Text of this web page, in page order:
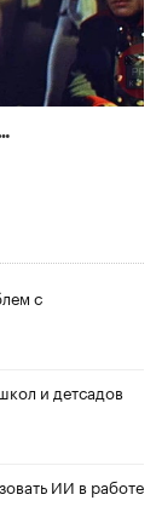
с
и детсадов
ИИ в работе